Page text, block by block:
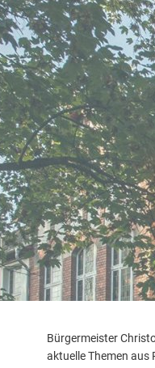
Bürgermeister
aktuelle Themen aus